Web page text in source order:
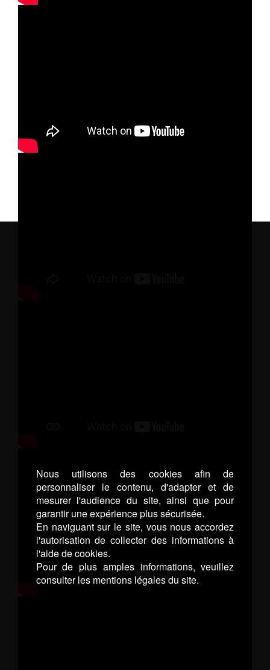
Nous utilisons des cookies afin de
personnaliser le contenu, d'adapter et de
mesurer l'audience du site, ainsi que pour
garantir une expérience plus sécurisée.
En naviguant sur le site, vous nous accordez
l'autorisation de collecter des informations à
l'aide de cookies.
Pour de plus amples informations, veuillez
consulter les mentions légales du site.